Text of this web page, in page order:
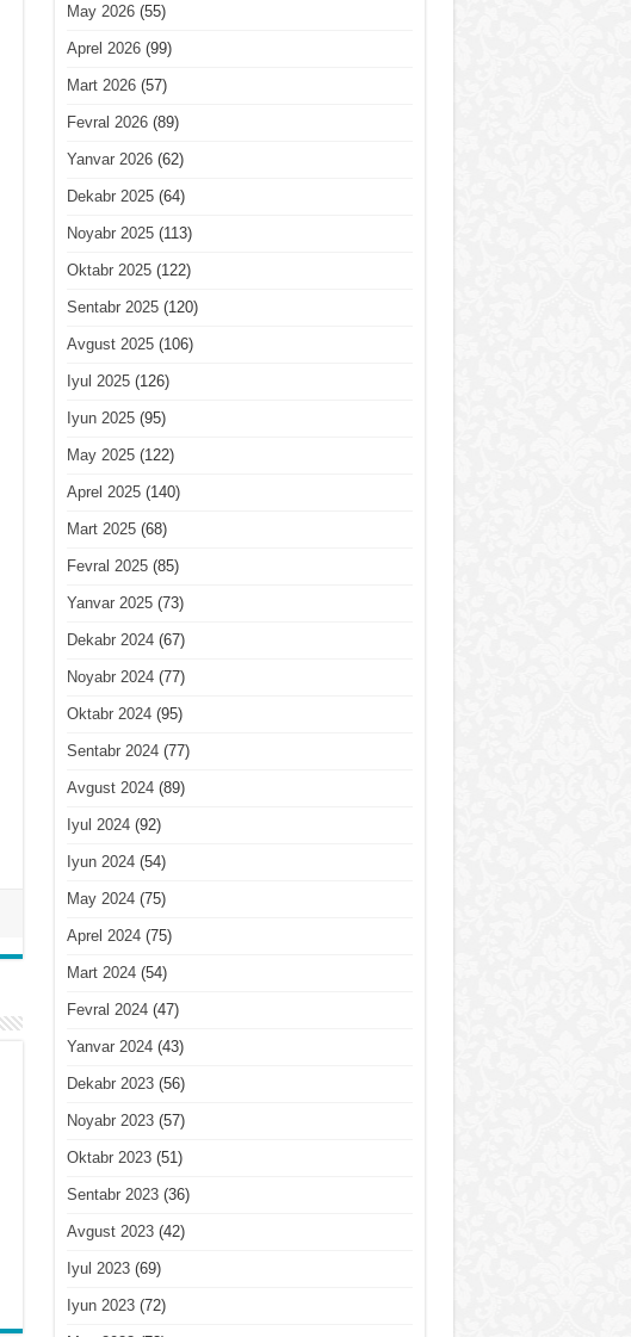
May 2026(55)
Aprel 2026(99)
Mart 2026(57)
Fevral 2026(89)
Yanvar 2026(62)
Dekabr 2025(64)
Noyabr 2025(113)
Oktabr 2025(122)
Sentabr 2025(120)
Avgust 2025(106)
Iyul 2025(126)
Iyun 2025(95)
May 2025(122)
Aprel 2025(140)
Mart 2025(68)
Fevral 2025(85)
Yanvar 2025(73)
Dekabr 2024(67)
Noyabr 2024(77)
Oktabr 2024(95)
Sentabr 2024(77)
Avgust 2024(89)
Iyul 2024(92)
Iyun 2024(54)
May 2024(75)
Aprel 2024(75)
Mart 2024(54)
Fevral 2024(47)
Yanvar 2024(43)
Dekabr 2023(56)
Noyabr 2023(57)
Oktabr 2023(51)
Sentabr 2023(36)
Avgust 2023(42)
Iyul 2023(69)
Iyun 2023(72)